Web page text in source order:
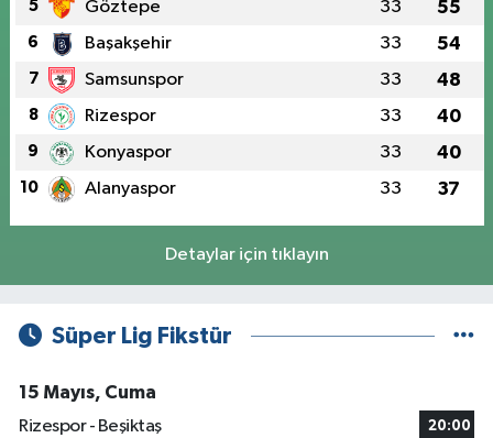
5 Göztepe 33 55
6 Başakşehir 33 54
7 Samsunspor 33 48
8 Rizespor 33 40
9 Konyaspor 33 40
10 Alanyaspor 33 37
Detaylar için tıklayın
Süper Lig Fikstür
15 Mayıs, Cuma
Rizespor - Beşiktaş
20:00